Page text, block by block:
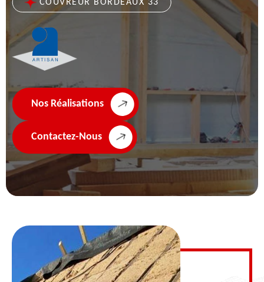
COUVREUR BORDEAUX 33
Nos Réalisations
Contactez-Nous